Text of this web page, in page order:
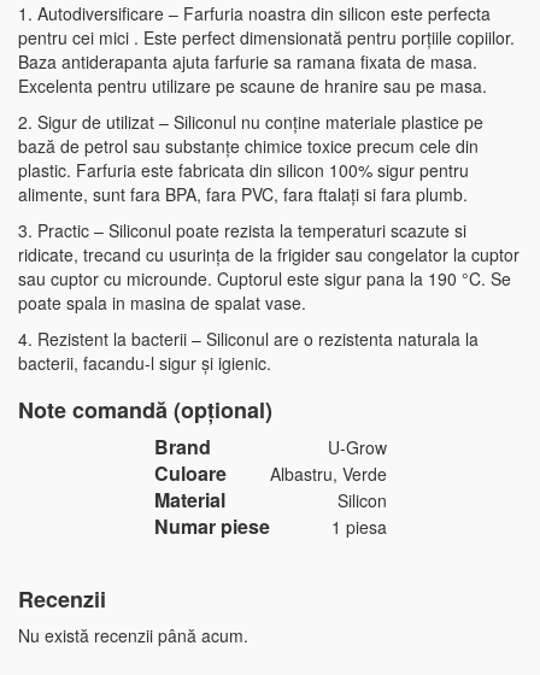
1. Autodiversificare – Farfuria noastra din silicon este perfecta
pentru cei mici . Este perfect dimensionată pentru porțiile copiilor.
Baza antiderapanta ajuta farfurie sa ramana fixata de masa.
Excelenta pentru utilizare pe scaune de hranire sau pe masa.
2. Sigur de utilizat – Siliconul nu conține materiale plastice pe
bază de petrol sau substanțe chimice toxice precum cele din
plastic. Farfuria este fabricata din silicon 100% sigur pentru
alimente, sunt fara BPA, fara PVC, fara ftalați si fara plumb.
3. Practic – Siliconul poate rezista la temperaturi scazute si
ridicate, trecand cu usurința de la frigider sau congelator la cuptor
sau cuptor cu microunde. Cuptorul este sigur pana la 190 °C. Se
poate spala in masina de spalat vase.
4. Rezistent la bacterii – Siliconul are o rezistenta naturala la
bacterii, facandu-l sigur și igienic.
Note comandă (opțional)
Brand U-Grow
Culoare Albastru, Verde
Material Silicon
Numar piese 1 piesa
Recenzii
Nu există recenzii până acum.